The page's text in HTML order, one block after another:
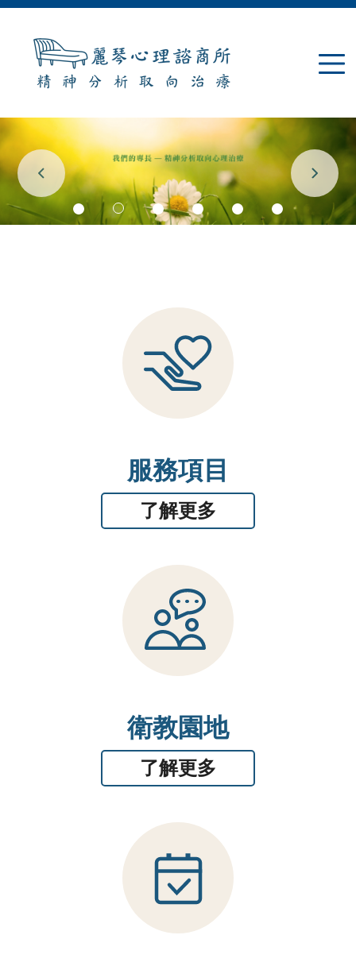
Jump to navigation
服務項目
了解更多
衛教園地
了解更多